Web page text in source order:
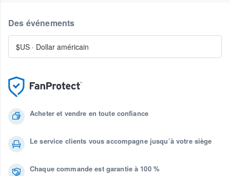
Acheter et vendre en toute confiance
Le service clients vous accompagne jusqu’à votre siège
Chaque commande est garantie à 100 %
Des événements
$US · Dollar américain